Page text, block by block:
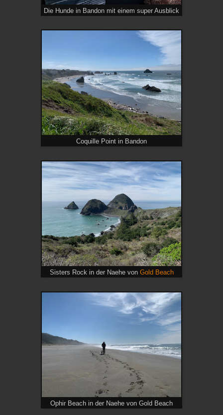
Die Hunde in Bandon mit einem super Ausblick
Coquille Point in Bandon
Sisters Rock in der Naehe von Gold Beach
Ophir Beach in der Naehe von Gold Beach